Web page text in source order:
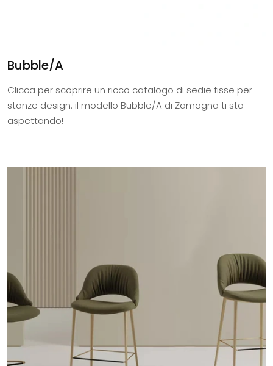
Bubble/A
Clicca per scoprire un ricco catalogo di sedie fisse per
stanze design: il modello Bubble/A di Zamagna ti sta
aspettando!